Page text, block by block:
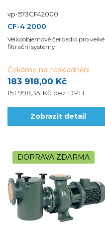
vp-573CF42000
CF-4 2000
Velkoobjemové čerpadlo pro velké
filtrační systémy
183 918,00 Kč
151 998,35 Kč bez DPH
Čekáme na naskladnění
Zobrazit detail
DOPRAVA ZDARMA